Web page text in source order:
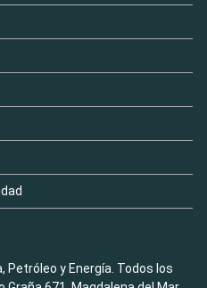
Petróleo y Energía. Todos los